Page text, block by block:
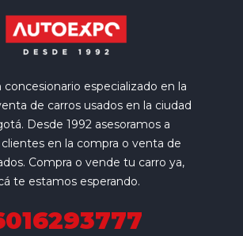
concesionario especializado en la
de carros usados en la ciudad
Desde 1992 asesoramos a
en la compra o venta de
Compra o vende tu carro ya,
te estamos esperando.